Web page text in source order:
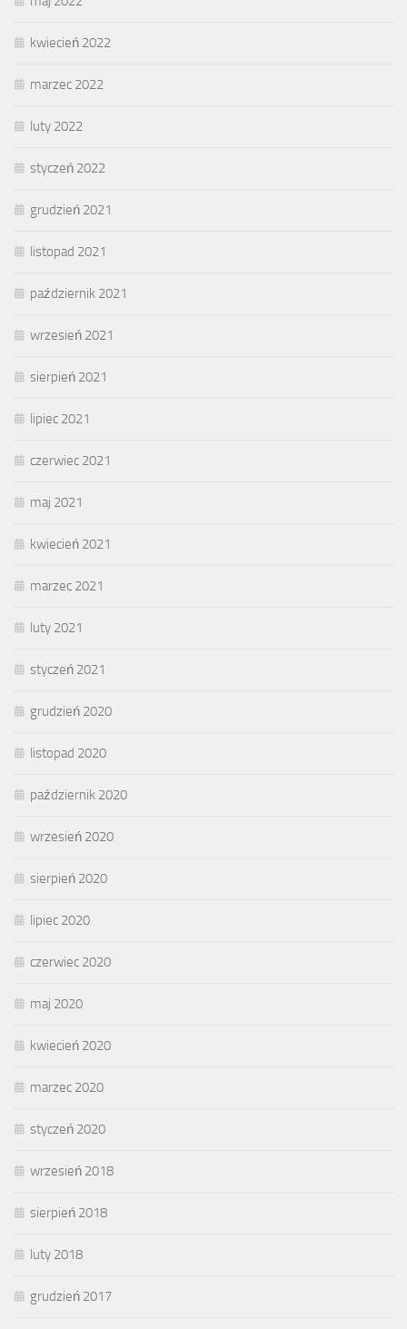
kwiecień 2022
marzec 2022
luty 2022
styczeń 2022
grudzień 2021
listopad 2021
październik 2021
wrzesień 2021
sierpień 2021
lipiec 2021
czerwiec 2021
maj 2021
kwiecień 2021
marzec 2021
luty 2021
styczeń 2021
grudzień 2020
listopad 2020
październik 2020
wrzesień 2020
sierpień 2020
lipiec 2020
czerwiec 2020
maj 2020
kwiecień 2020
marzec 2020
styczeń 2020
wrzesień 2018
sierpień 2018
luty 2018
grudzień 2017